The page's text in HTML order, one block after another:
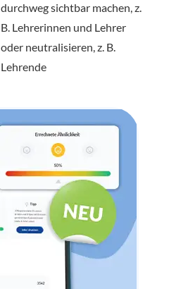
durchweg sichtbar machen, z.
B. Lehrerinnen und Lehrer
oder neutralisieren, z. B.
Lehrende